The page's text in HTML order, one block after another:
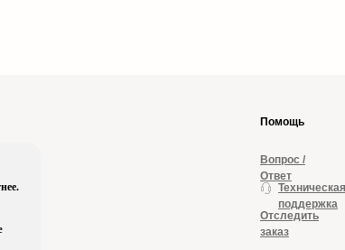
Помощь
Техническая
поддержка
Отследить
заказ
Вопрос /
Ответ